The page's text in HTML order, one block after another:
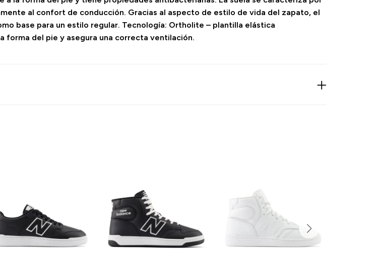
al confort de conducción. Gracias al aspecto de estilo de vida del zapato, el
base para un estilo regular. Tecnología: Ortholite – plantilla elástica
forma del pie y asegura una correcta ventilación.